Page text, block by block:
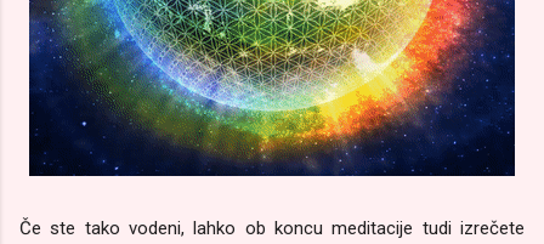
Če ste tako vodeni, lahko ob koncu meditacije tudi izrečete